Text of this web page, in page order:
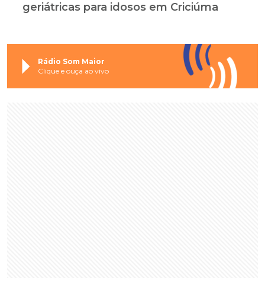
geriátricas para idosos em Criciúma
Rádio Som Maior
Clique e ouça ao vivo